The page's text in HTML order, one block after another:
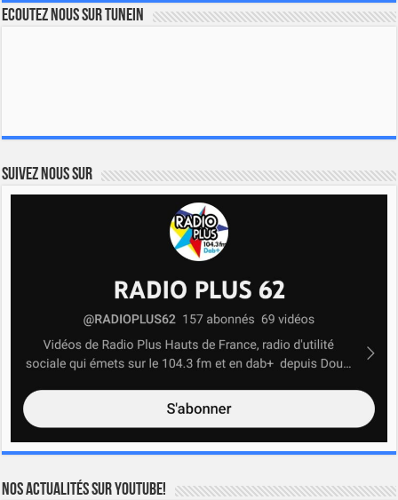
Ecoutez nous sur TuneIn
Suivez nous sur
Nos actualités sur YOUTUBE!